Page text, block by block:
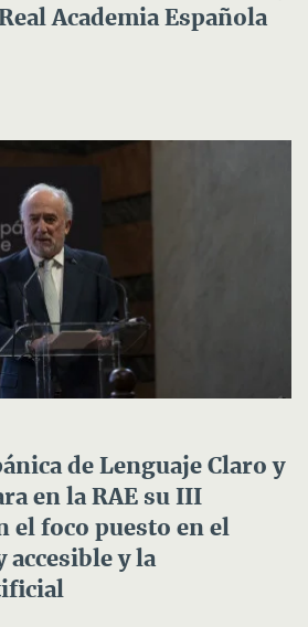
Academia Española
de Lenguaje Claro y
en la RAE su III
el foco puesto en el
accesible y la